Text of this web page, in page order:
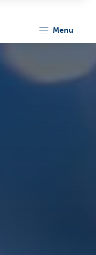
menu